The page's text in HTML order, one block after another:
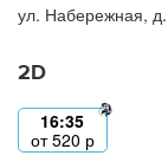
ул. Набережная,
2D
16:35
от520 р